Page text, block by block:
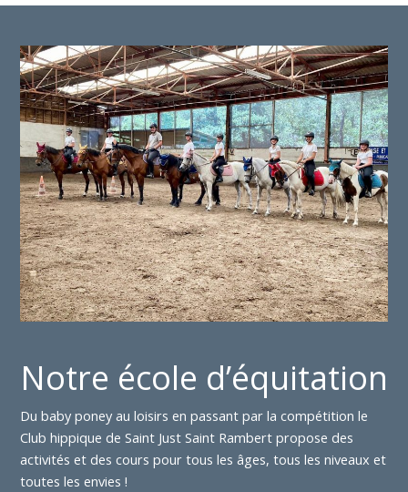
Notre école d’équitation
Du baby poney au loisirs en passant par la compétition le
Club hippique de Saint Just Saint Rambert propose des
activités et des cours pour tous les âges, tous les niveaux et
toutes les envies !